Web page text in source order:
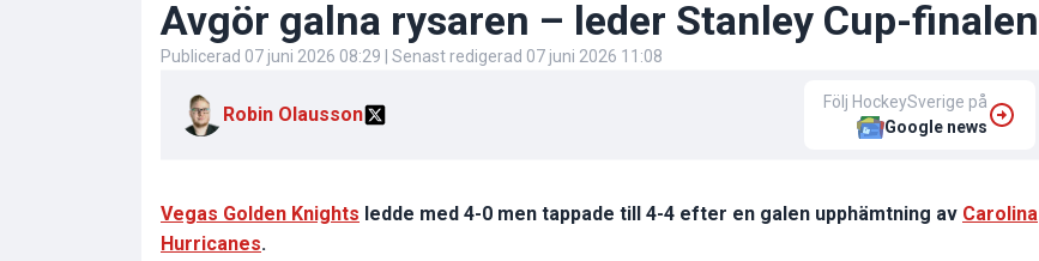
Avgör galna rysaren – leder Stanley Cup-finalen
Publicerad 07 juni 2026 08:29 | Senast redigerad 07 juni 2026 11:08
Robin Olausson
Följ HockeySverige på
Google news
Vegas Golden Knights ledde med 4-0 men tappade till 4-4 efter en galen upphämtning av Carolina
Hurricanes.